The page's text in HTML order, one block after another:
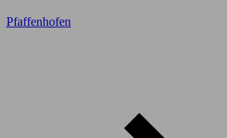
Pfaffenhofen